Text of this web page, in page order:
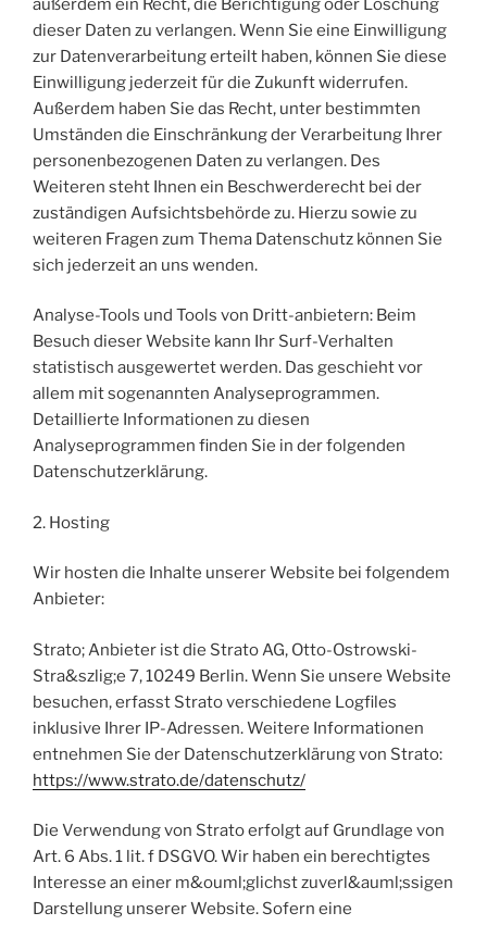
dieser Daten zu verlangen. Wenn Sie eine Einwilligung
zur Datenverarbeitung erteilt haben, können Sie diese
Einwilligung jederzeit für die Zukunft widerrufen.
Außerdem haben Sie das Recht, unter bestimmten
Umständen die Einschränkung der Verarbeitung Ihrer
personenbezogenen Daten zu verlangen. Des
Weiteren steht Ihnen ein Beschwerderecht bei der
zuständigen Aufsichtsbehörde zu. Hierzu sowie zu
weiteren Fragen zum Thema Datenschutz können Sie
sich jederzeit an uns wenden.
Analyse-Tools und Tools von Dritt-anbietern: Beim
Besuch dieser Website kann Ihr Surf-Verhalten
statistisch ausgewertet werden. Das geschieht vor
allem mit sogenannten Analyseprogrammen.
Detaillierte Informationen zu diesen
Analyseprogrammen finden Sie in der folgenden
Datenschutzerklärung.
2. Hosting
Wir hosten die Inhalte unserer Website bei folgendem
Anbieter:
Strato; Anbieter ist die Strato AG, Otto-Ostrowski-
Stra&szlig;e 7, 10249 Berlin. Wenn Sie unsere Website
besuchen, erfasst Strato verschiedene Logfiles
inklusive Ihrer IP-Adressen. Weitere Informationen
entnehmen Sie der Datenschutzerklärung von Strato:
https://www.strato.de/datenschutz/
Die Verwendung von Strato erfolgt auf Grundlage von
Art. 6 Abs. 1 lit. f DSGVO. Wir haben ein berechtigtes
Interesse an einer m&ouml;glichst zuverl&auml;ssigen
Darstellung unserer Website. Sofern eine